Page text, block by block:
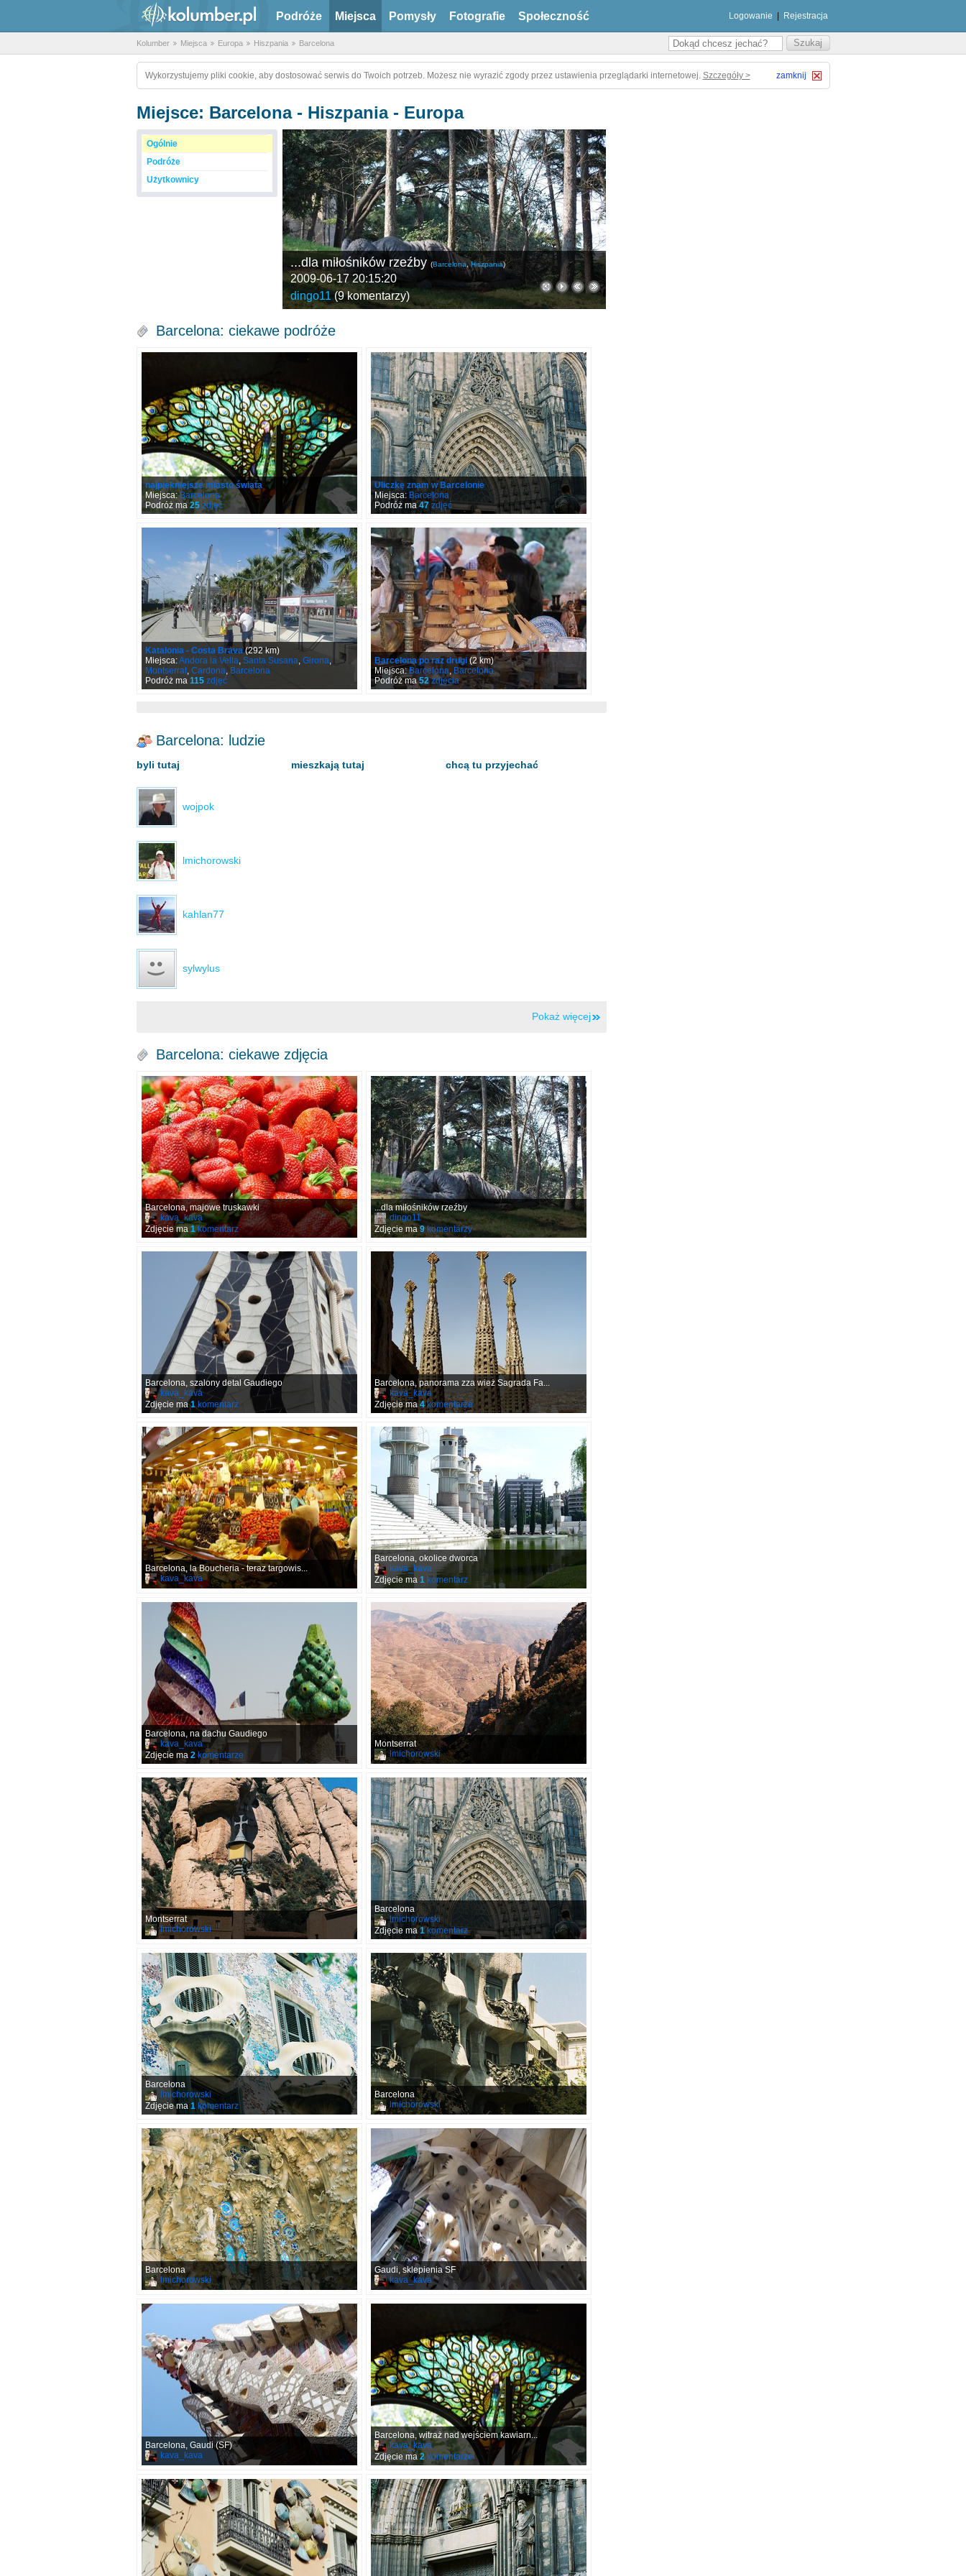
Podróże Miejsca Pomysły Fotografie Społeczność Logowanie Rejestracja
Kolumber Miejsca Europa Hiszpania Barcelona
Wykorzystujemy pliki cookie, aby dostosować serwis do Twoich potrzeb. Możesz nie wyrazić zgody przez ustawienia przeglądarki internetowej. Szczegóły > zamknij
Miejsce: Barcelona - Hiszpania - Europa
Ogólnie
Podróże
Użytkownicy
...dla miłośników rzeźby (Barcelona,Hiszpania)
2009-06-17 20:15:20
dingo11 (9 komentarzy)
Barcelona: ciekawe podróże
najpiękniejsze miasto świata
Miejsca:Barcelona
Podróż ma25zdjęć
Uliczkę znam w Barcelonie
Miejsca: Barcelona
Podróż ma47zdjęć
Katalonia - Costa Brava(292 km)
Miejsca:Andora la Vella, Santa Susana, Girona,
Montserrat, Cardona, Barcelona
Podróż ma 115zdjęć
Barcelona po raz drugi(2 km)
Miejsca:Barcelona, Barcelona
Podróż ma52zdjęcia
Barcelona: ludzie
byli tutaj
wojpok
lmichorowski
kahlan77
sylwylus
mieszkają tutaj chcą tu przyjechać
Pokaż więcej
Barcelona: ciekawe zdjęcia
Barcelona, majowe truskawki
kava_kava
Zdjęcie ma 1komentarz
...dla miłośników rzeźby
dingo11
Zdjęcie ma9komentarzy
Barcelona, szalony detal Gaudiego
kava_kava
Zdjęcie ma1komentarz
Barcelona, panorama zza wież Sagrada Fa...
kava_kava
Zdjęcie ma4komentarze
Barcelona, la Boucheria - teraz targowis...
kava_kava
Barcelona, okolice dworca
kava_kava
Zdjęcie ma 1komentarz
Barcelona, na dachu Gaudiego
kava_kava
Zdjęcie ma 2komentarze
Montserrat
lmichorowski
Montserrat
lmichorowski
Barcelona
lmichorowski
Zdjęcie ma1komentarz
Barcelona
lmichorowski
Zdjęcie ma 1komentarz
Barcelona
lmichorowski
Barcelona
lmichorowski
Gaudi, sklepienia SF
kava_kava
Barcelona, Gaudi (SF)
kava_kava
Barcelona, witraż nad wejściem kawiarn...
kava_kava
Zdjęcie ma 2komentarze